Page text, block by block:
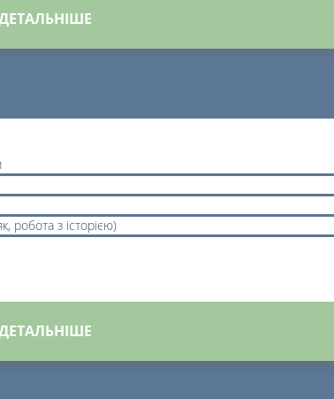
робота з історією)